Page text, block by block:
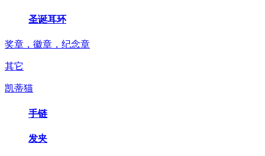
圣诞耳环
奖章，徽章，纪念章
其它
凯蒂猫
手链
发夹